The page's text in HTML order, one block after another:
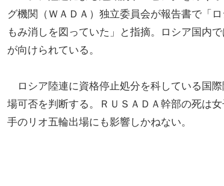
グ機関（ＷＡＤＡ）独立委員会が報告書で「
もみ消しを図っていた」と指摘。ロシア国内
が向けられている。
ロシア陸連に資格停止処分を科している国
場可否を判断する。ＲＵＳＡＤＡ幹部の死は
手のリオ五輪出場にも影響しかねない。